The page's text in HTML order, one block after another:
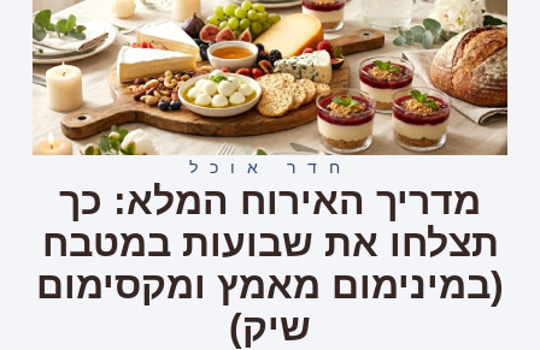
חדר אוכל
מדריך האירוח המלא: כך
תצלחו את שבועות במטבח
(במינימום מאמץ ומקסימום
שיק)